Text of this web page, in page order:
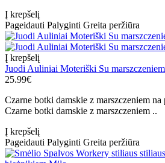
Į krepšelį
Pageidauti Palyginti Greita peržiūra
Į krepšelį
Juodi Auliniai Moteriški Su
25.99€
Czarne botki damskie z marszczeniem
Czarne botki damskie z marszczeniem ..
Į krepšelį
Pageidauti Palyginti Greita peržiūra